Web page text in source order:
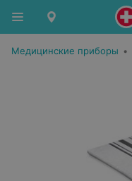
Медицинские приборы •